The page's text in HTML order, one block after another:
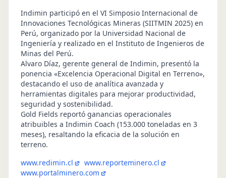
Indimin participó en el VI Simposio Internacional de
Innovaciones Tecnológicas Mineras (SIITMIN 2025) en
Perú, organizado por la Universidad Nacional de
Ingeniería y realizado en el Instituto de Ingenieros de
Minas del Perú.
Alvaro Díaz, gerente general de Indimin, presentó la
ponencia «Excelencia Operacional Digital en Terreno»,
destacando el uso de analítica avanzada y
herramientas digitales para mejorar productividad,
seguridad y sostenibilidad.
Gold Fields reportó ganancias operacionales
atribuibles a Indimin Coach (153.000 toneladas en 3
meses), resaltando la eficacia de la solución en
terreno.
www.redimin.cl
www.reporteminero.cl
www.portalminero.com